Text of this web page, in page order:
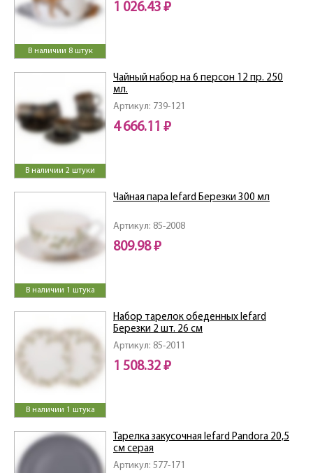
В наличии 8 штук
1 026.43 ₽
В наличии 2 штуки
Артикул: 739-121
Чайный набор на 6 персон 12 пр. 250
мл.
4 666.11 ₽
В наличии 1 штука
Артикул: 85-2008
Чайная пара lefard Березки 300 мл
809.98 ₽
В наличии 1 штука
Артикул: 85-2011
Набор тарелок обеденных lefard
Березки 2 шт. 26 см
1 508.32 ₽
Артикул: 577-171
Тарелка закусочная lefard Pandora 20,5
см серая